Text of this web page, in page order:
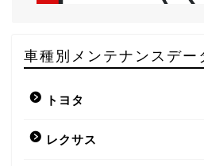
車種別メンテナンスデー
トヨタ
レクサス